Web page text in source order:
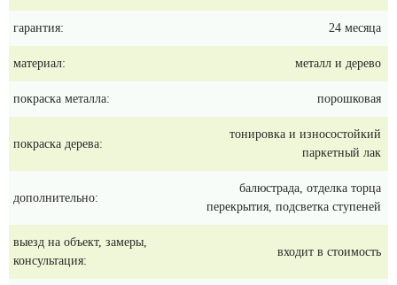
гарантия: 24 месяца
материал: металл и дерево
покраска металла: порошковая
покраска дерева:
тонировка и износостойкий
паркетный лак
дополнительно:
балюстрада, отделка торца
перекрытия, подсветка ступеней
выезд на объект, замеры,
консультация:
входит в стоимость